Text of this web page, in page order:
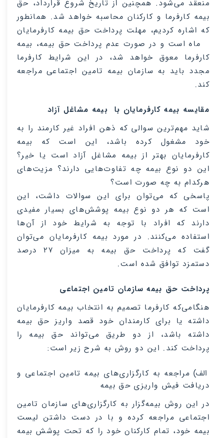
منعقد می‌شود. همچنین از تاریخ شروع قرارداد، حق
بیمه کارفرما و کارکنان محاسبه خواهد شد. همانطور
که اشاره کردیم، مهلت پرداخت حق بیمه کارفرمایان
۳ ماه است و در صورت عدم پرداخت حق بیمه، بیمه
کارفرما معوق خواهد شد، در ‌این شرایط کارفرما
مجدد باید به سازمان بیمه تامین اجتماعی مراجعه
کند.
مقایسه بیمه کارفرمایان با بیمه مشاغل آزاد
شاید مهم‌ترین سوالی که ذهن افراد غیر کارمند را به
خود مشغول کرده باشد،‌ این است که بیمه
کارفرمایان بهتر از بیمه مشاغل آزاد است یا خیر؟
‌این دو نوع بیمه چه تفاوت‌هایی دارند؟ مزیت‌های
هرکدام به چه صورت است؟
پاسخی که می‌توان برای ‌این سوالات داشت، ‌این
است که هر دو نوع بیمه پوشش‌های بسیار مفیدی
دارند که افراد با توجه به شرایط خود از آن‌ها
استفاده می‌کنند. در مورد بیمه کارفرمایان می‌توان
گفت که پرداخت حق بیمه به میزان ۲۷ درصد
دستمزد توافق شده است.
پرداخت حق بیمه سازمان تامین اجتماعی
هنگامی‌که کارفرما تصمیم به انتخاب بیمه کارفرمایان
داشته یا برای کارمندان خود قصد واریز حق بیمه
داشته باشد، از دو طریق می‌تواند حق بیمه را
پرداخت کند. ‌این دو روش به شرح زیر است:
الف) مراجعه به کارگزاری‌های بیمه تامین اجتماعی و
دریافت فیش واریزی حق بیمه
در‌ این روش بیمه‌گزار به کارگزاری‌های سازمان تامین
اجتماعی مراجعه کرده و با در دست داشتن لیست
بیمه خود، تمام کارکنان خود را که تحت پوشش بیمه